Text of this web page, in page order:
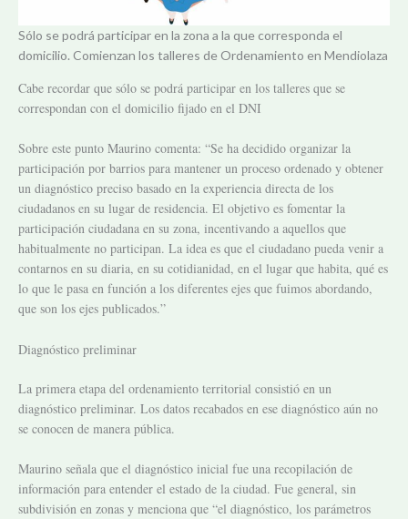
Sólo se podrá participar en la zona a la que corresponda el
domicilio. Comienzan los talleres de Ordenamiento en Mendiolaza
Cabe recordar que sólo se podrá participar en los talleres que se
correspondan con el domicilio fijado en el DNI
Sobre este punto Maurino comenta: “Se ha decidido organizar la
participación por barrios para mantener un proceso ordenado y obtener
un diagnóstico preciso basado en la experiencia directa de los
ciudadanos en su lugar de residencia. El objetivo es fomentar la
participación ciudadana en su zona, incentivando a aquellos que
habitualmente no participan. La idea es que el ciudadano pueda venir a
contarnos en su diaria, en su cotidianidad, en el lugar que habita, qué es
lo que le pasa en función a los diferentes ejes que fuimos abordando,
que son los ejes publicados.”
Diagnóstico preliminar
La primera etapa del ordenamiento territorial consistió en un
diagnóstico preliminar. Los datos recabados en ese diagnóstico aún no
se conocen de manera pública.
Maurino señala que el diagnóstico inicial fue una recopilación de
información para entender el estado de la ciudad. Fue general, sin
subdivisión en zonas y menciona que “el diagnóstico, los parámetros